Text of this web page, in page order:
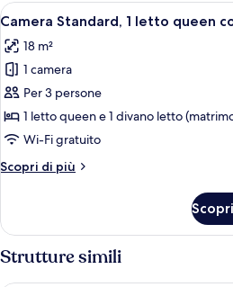
letto
Apri
tutte
le
foto
per
Camera
Standard,
letto
divano
letto
4
Camera Standard, 1 letto queen
18 m²
1 camera
Per 3 persone
1 letto queen e 1 divano letto
Wi-Fi gratuito
Scopri di più
Altri
Standard,
1
letto
queen
Strutture simili